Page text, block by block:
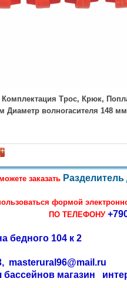
Трос, Крюк,
Диаметр волногасителя 148
заказать
формой
ПО ТЕЛЕФОНУ
бедного 104 к 2
магазин